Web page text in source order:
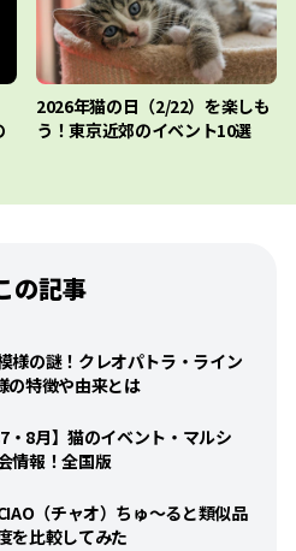
2026年猫の日（2/22）を楽しも
う！東京近郊のイベント10選
の記事
様の謎！クレオパトラ・ライン
の特徴や由来とは
7・8月】猫のイベント・マルシ
情報！全国版
（チャオ）ちゅ〜ると類似品
を比較してみた